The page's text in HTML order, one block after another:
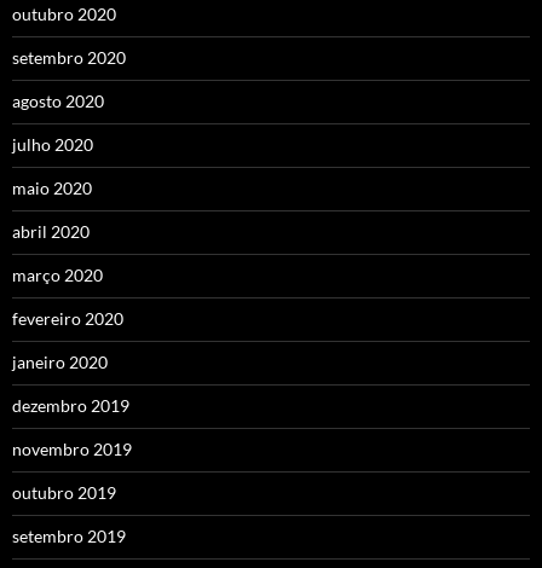
outubro 2020
setembro 2020
agosto 2020
julho 2020
maio 2020
abril 2020
março 2020
fevereiro 2020
janeiro 2020
dezembro 2019
novembro 2019
outubro 2019
setembro 2019